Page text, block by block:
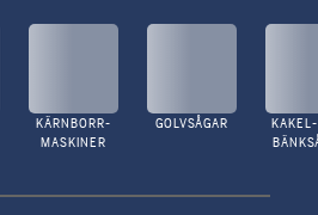
KÄRNBORR-
MASKINER
GOLVSÅGAR